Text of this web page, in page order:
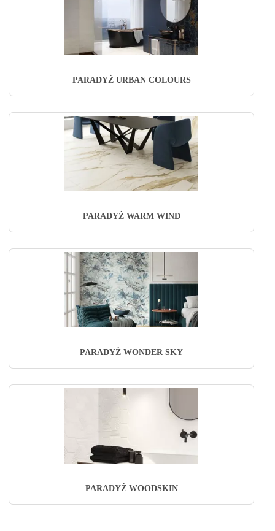
PARADYŻ URBAN COLOURS
PARADYŻ WARM WIND
PARADYŻ WONDER SKY
PARADYŻ WOODSKIN